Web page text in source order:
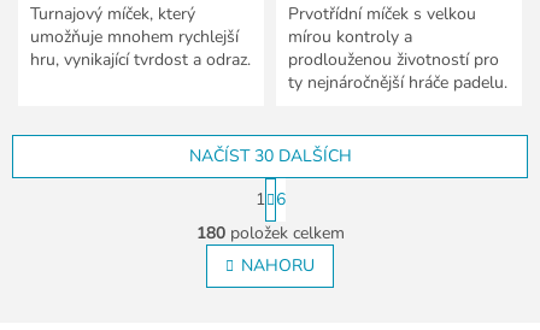
Turnajový míček, který
umožňuje mnohem rychlejší
hru, vynikající tvrdost a odraz.
Prvotřídní míček s velkou
mírou kontroly a
prodlouženou životností pro
ty nejnáročnější hráče padelu.
O
v
l
á
NAČÍST 30 DALŠÍCH
S
t
r
á
n
k
1 6
180položek celkem
NAHORU